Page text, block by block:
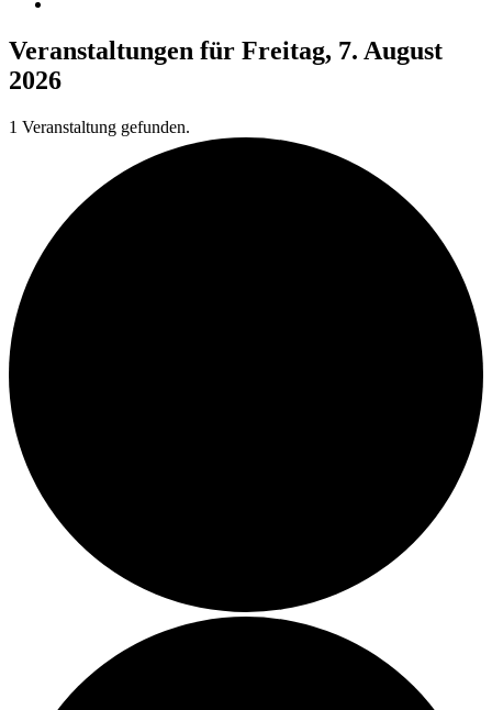
Veranstaltungen für Freitag, 7. August
2026
1 Veranstaltung gefunden.